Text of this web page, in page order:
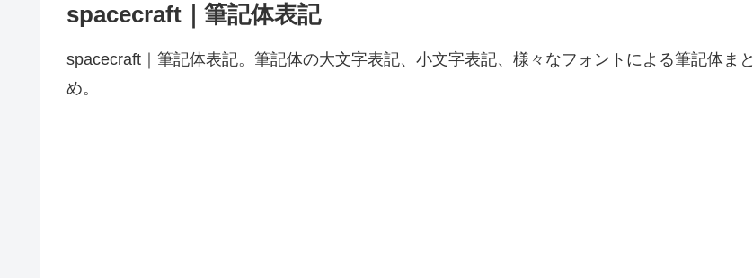
spacecraft｜筆記体表記
spacecraft｜筆記体表記。筆記体の大文字表記、小文字表記、様々なフォントによる筆記体まと
め。